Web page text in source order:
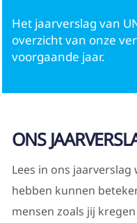
Ouders
Het jaarverslag van
overzicht van onze
voorgaande jaar.
ONS
Lees in ons
hebben kunnen
mensen zoals jij